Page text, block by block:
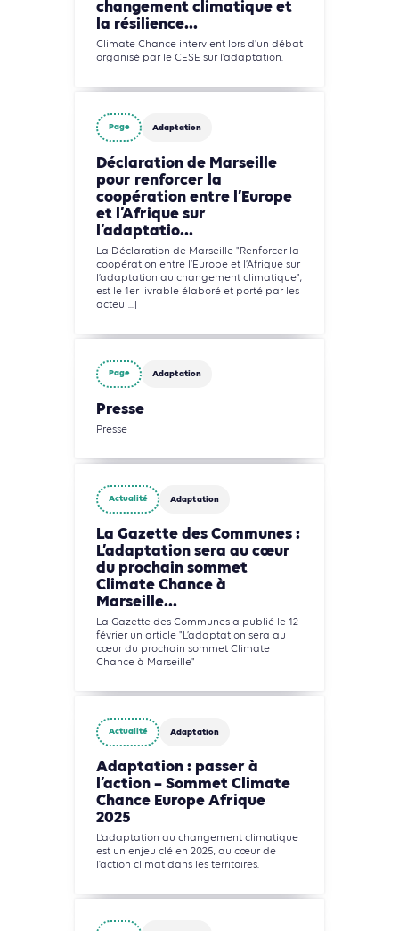
changement climatique et
la résilience...
Climate Chance intervient lors d'un débat
organisé par le CESE sur l’adaptation.
Page Adaptation
Déclaration de Marseille
pour renforcer la
coopération entre l’Europe
et l’Afrique sur
l’adaptatio...
La Déclaration de Marseille "Renforcer la
coopération entre l’Europe et l’Afrique sur
l’adaptation au changement climatique",
est le 1er livrable élaboré et porté par les
acteu[...]
Page Adaptation
Presse
Presse
Actualité Adaptation
La Gazette des Communes :
L’adaptation sera au cœur
du prochain sommet
Climate Chance à
Marseille...
La Gazette des Communes a publié le 12
février un article "L’adaptation sera au
cœur du prochain sommet Climate
Chance à Marseille"
Actualité Adaptation
Adaptation : passer à
l’action – Sommet Climate
Chance Europe Afrique
2025
L’adaptation au changement climatique
est un enjeu clé en 2025, au cœur de
l’action climat dans les territoires.